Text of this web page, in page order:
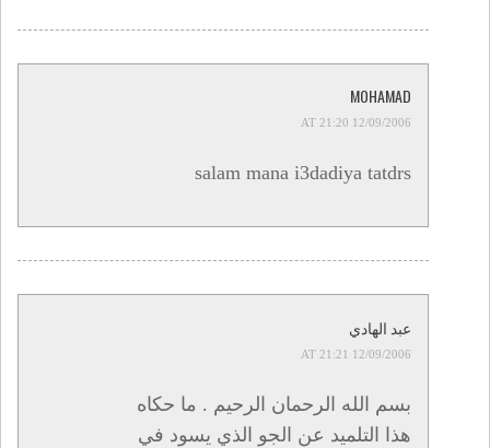
MOHAMAD
12/09/2006 AT 21:20
salam mana i3dadiya tatdrs
عبد الهادي
12/09/2006 AT 21:21
بسم الله الرحمان الرحيم . ما حكاه
هذا التلميد عن الجو الذي يسود في